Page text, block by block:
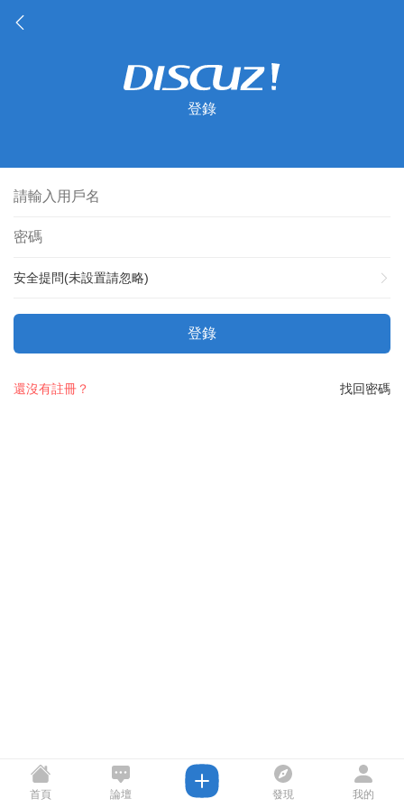
登錄
安全提問(未設置請忽略)
登錄
找回密碼
還沒有註冊？
首頁 論壇 發現 我的